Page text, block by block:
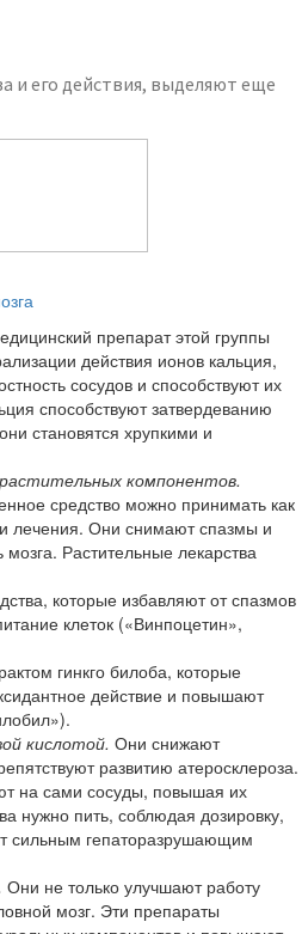
и его действия, выделяют еще
препарат этой группы
действия ионов кальция,
сосудов и способствуют их
способствуют затвердеванию
становятся хрупкими и
компонентов.
средство можно принимать как
лечения. Они снимают спазмы и
Растительные лекарства
которые избавляют от спазмов
клеток («Винпоцетин»,
гинкго билоба, которые
действие и повышают
кислотой. Они снижают
развитию атеросклероза.
на сами сосуды, повышая их
нужно пить, соблюдая дозировку,
сильным гепаторазрушающим
Они не только улучшают работу
мозг. Эти препараты